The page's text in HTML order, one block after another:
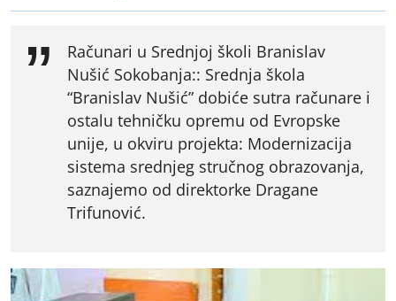
Računari u Srednjoj školi Branislav
Nušić Sokobanja:: Srednja škola
“Branislav Nušić” dobiće sutra računare i
ostalu tehničku opremu od Evropske
unije, u okviru projekta: Modernizacija
sistema srednjeg stručnog obrazovanja,
saznajemo od direktorke Dragane
Trifunović.